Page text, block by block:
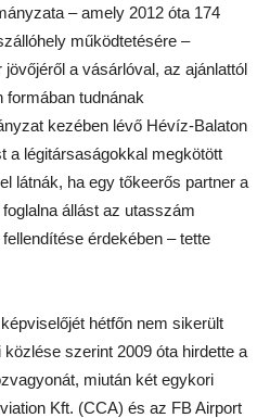
– amely 2012 óta 174
működtetésére –
a vásárlóval, az ajánlattól
formában tudnának
kezében lévő Hévíz-Balaton
a légitársaságokkal megkötött
látnák, ha egy tőkeerős partner a
állást az utasszám
érdekében – tette
hétfőn nem sikerült
szerint 2009 óta hirdette a
miután két egykori
Kft. (CCA) és az FB Airport